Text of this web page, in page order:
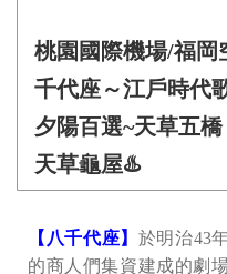
桃園國際機場/福
千代座～江戶時代
夕陽百選~天草五
天草龜屋♨️
【八千代座】 於明治43
的商人們集資建成的劇